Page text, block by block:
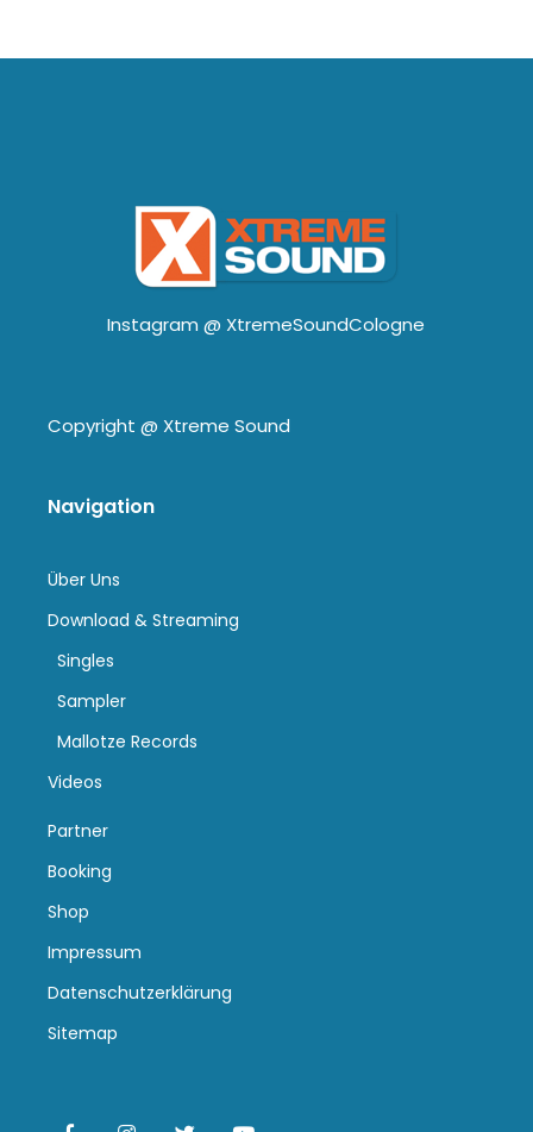
Instagram @ XtremeSoundCologne
Copyright @ Xtreme Sound
Navigation
Über Uns
Download & Streaming
Singles
Sampler
Mallotze Records
Videos
Partner
Booking
Shop
Impressum
Datenschutzerklärung
Sitemap